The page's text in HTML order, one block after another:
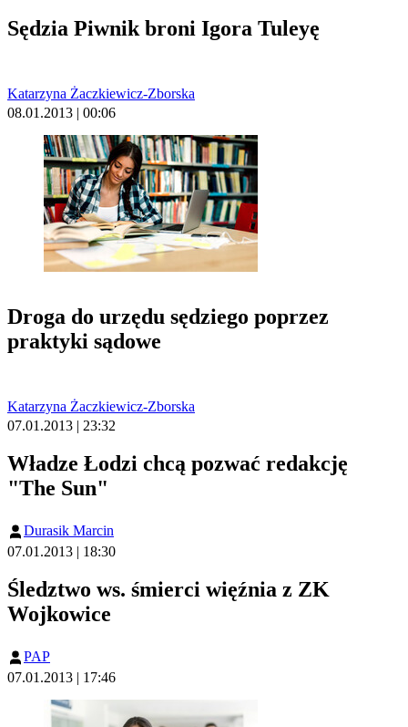
Sędzia Piwnik broni Igora Tuleyę
Katarzyna Żaczkiewicz-Zborska
08.01.2013 | 00:06
Droga do urzędu sędziego poprzez
praktyki sądowe
Katarzyna Żaczkiewicz-Zborska
07.01.2013 | 23:32
Władze Łodzi chcą pozwać redakcję
"The Sun"
Durasik Marcin
07.01.2013 | 18:30
Śledztwo ws. śmierci więźnia z ZK
Wojkowice
PAP
07.01.2013 | 17:46